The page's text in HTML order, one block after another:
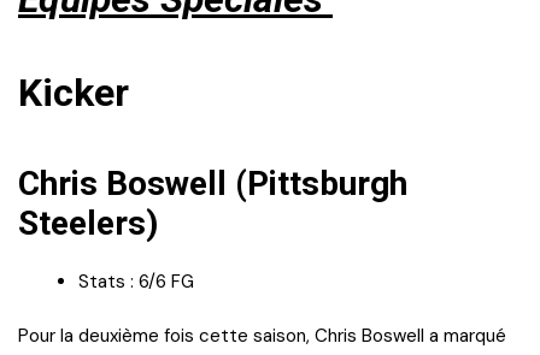
Kicker
Chris Boswell (Pittsburgh
Steelers)
Stats : 6/6 FG
Pour la deuxième fois cette saison, Chris Boswell a marqué